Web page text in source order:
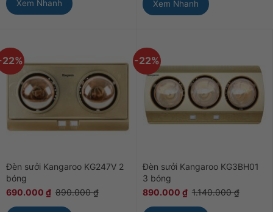
Xem Nhanh Xem Nhanh
Đèn sưởi Kangaroo KG247V 2
bóng
690.000 ₫ 890.000₫
-22%
Đèn sưởi Kangaroo KG3BH01
3 bóng
890.000 ₫ 1.140.000₫